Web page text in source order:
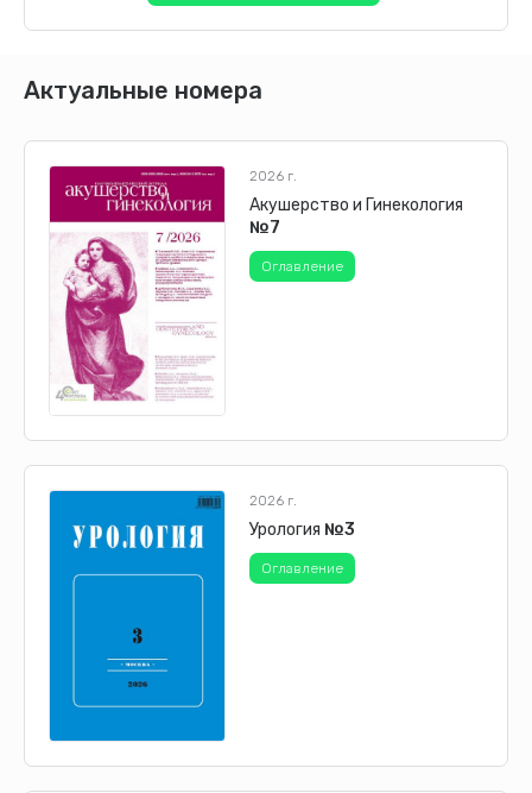
Актуальные номера
2026 г.
Акушерство и Гинекология
№7
Оглавление
2026 г.
Урология №3
Оглавление